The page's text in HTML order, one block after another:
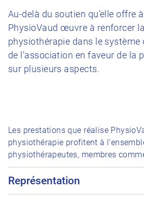
Au-delà du soutien qu’elle offre
PhysioVaud œuvre à renforcer
physiothérapie dans le système
de l’association en faveur de la
sur plusieurs aspects.
Les prestations que réalise
physiothérapie profitent à
physiothérapeutes, membres
Représentation